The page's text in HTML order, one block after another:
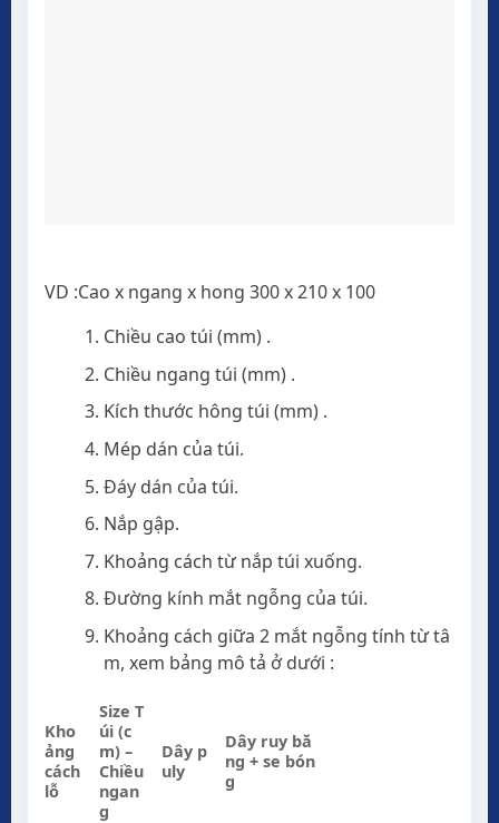
VD :Cao x ngang x hong 300 x 210 x 100
Chiều cao túi (mm) .
Chiều ngang túi (mm) .
Kích thước hông túi (mm) .
Mép dán của túi.
Đáy dán của túi.
Nắp gập.
Khoảng cách từ nắp túi xuống.
Đường kính mắt ngỗng của túi.
Khoảng cách giữa 2 mắt ngỗng tính từ tâ
m, xem bảng mô tả ở dưới :
Kho
ảng
cách
lỗ
Size T
úi (c
m) –
Chiều
ngan
g
Dây p
uly
Dây ruy bă
ng + se bón
g